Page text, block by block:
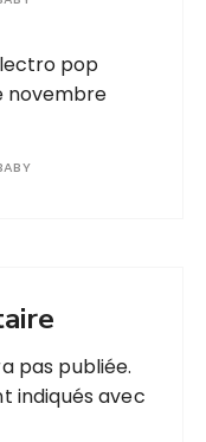
pop
novembre
pas publiée.
indiqués avec